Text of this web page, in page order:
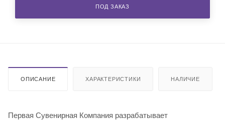
ПОД ЗАКАЗ
ОПИСАНИЕ ХАРАКТЕРИСТИКИ НАЛИЧИЕ
Первая Сувенирная Компания разрабатывает